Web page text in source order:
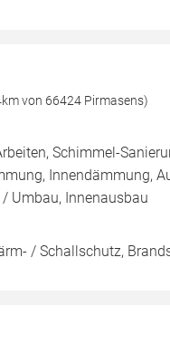
von 66424 Pirmasens)
Schimmel-
Innendämmung,
Umbau, Innenausbau
/ Schallschutz,